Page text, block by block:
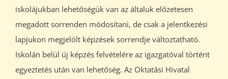
iskolájukban lehetőségük van az általuk előzetesen
megadott sorrenden módosítani, de csak a jelentkezési
lapjukon megjelölt képzések sorrendje változtatható.
Iskolán belül új képzés felvételére az igazgatóval történt
egyeztetés után van lehetőség. Az Oktatási Hivatal